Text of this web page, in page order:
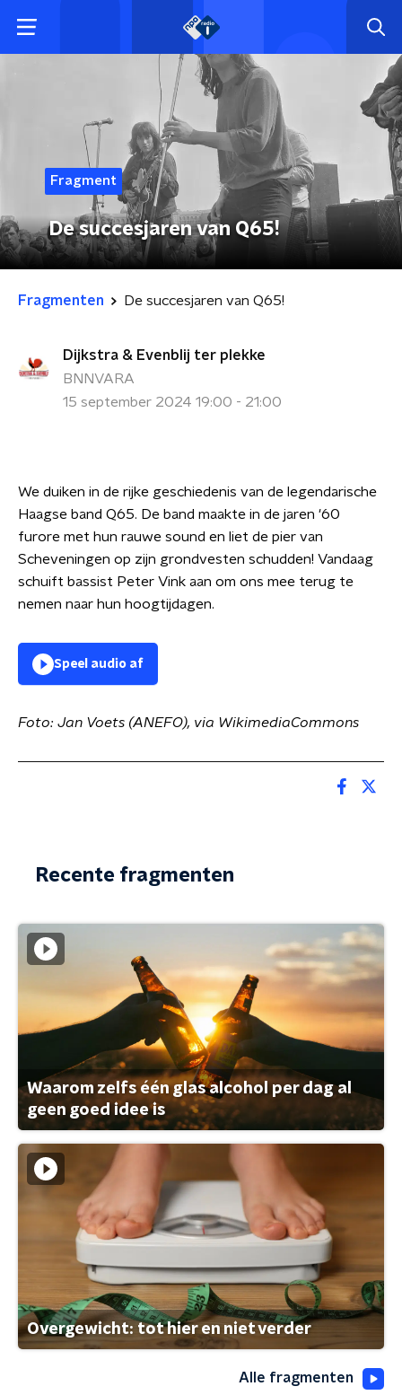
Fragment
De succesjaren van Q65!
Fragmenten De succesjaren van Q65!
Dijkstra & Evenblij ter plekke
BNNVARA
15 september 2024 19:00 - 21:00
We duiken in de rijke geschiedenis van de legendarische
Haagse band Q65. De band maakte in de jaren '60
furore met hun rauwe sound en liet de pier van
Scheveningen op zijn grondvesten schudden! Vandaag
schuift bassist Peter Vink aan om ons mee terug te
nemen naar hun hoogtijdagen.
Speel audio af
Foto: Jan Voets (ANEFO), via WikimediaCommons
Recente fragmenten
Waarom zelfs één glas alcohol per dag al
geen goed idee is
Overgewicht: tot hier en niet verder
Alle fragmenten